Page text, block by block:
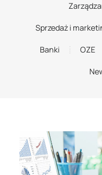
Sprzedaż i
Banki OZE